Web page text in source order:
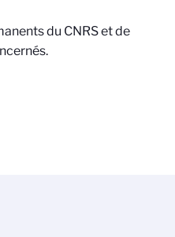
du CNRS et de